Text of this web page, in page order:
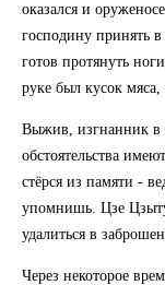
оказался и
господину принять
готов протянуть
руке был кусок мяса,
Выжив, изгнанник в
обстоятельства
стёрся из памяти -
упомнишь. Цзе
удалиться в
Через некоторое